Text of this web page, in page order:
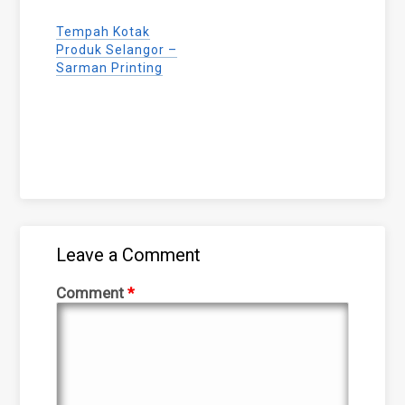
Tempah Kotak
Produk Selangor –
Sarman Printing
Leave a Comment
Comment*